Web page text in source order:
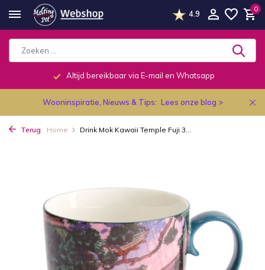
4.9
0
Altijd bereikbaar via E-mail en Whatsapp
Wooninspiratie, Nieuws & Tips: Lees onze blog >
Terug Home Drink Mok Kawaii Temple Fuji 3...